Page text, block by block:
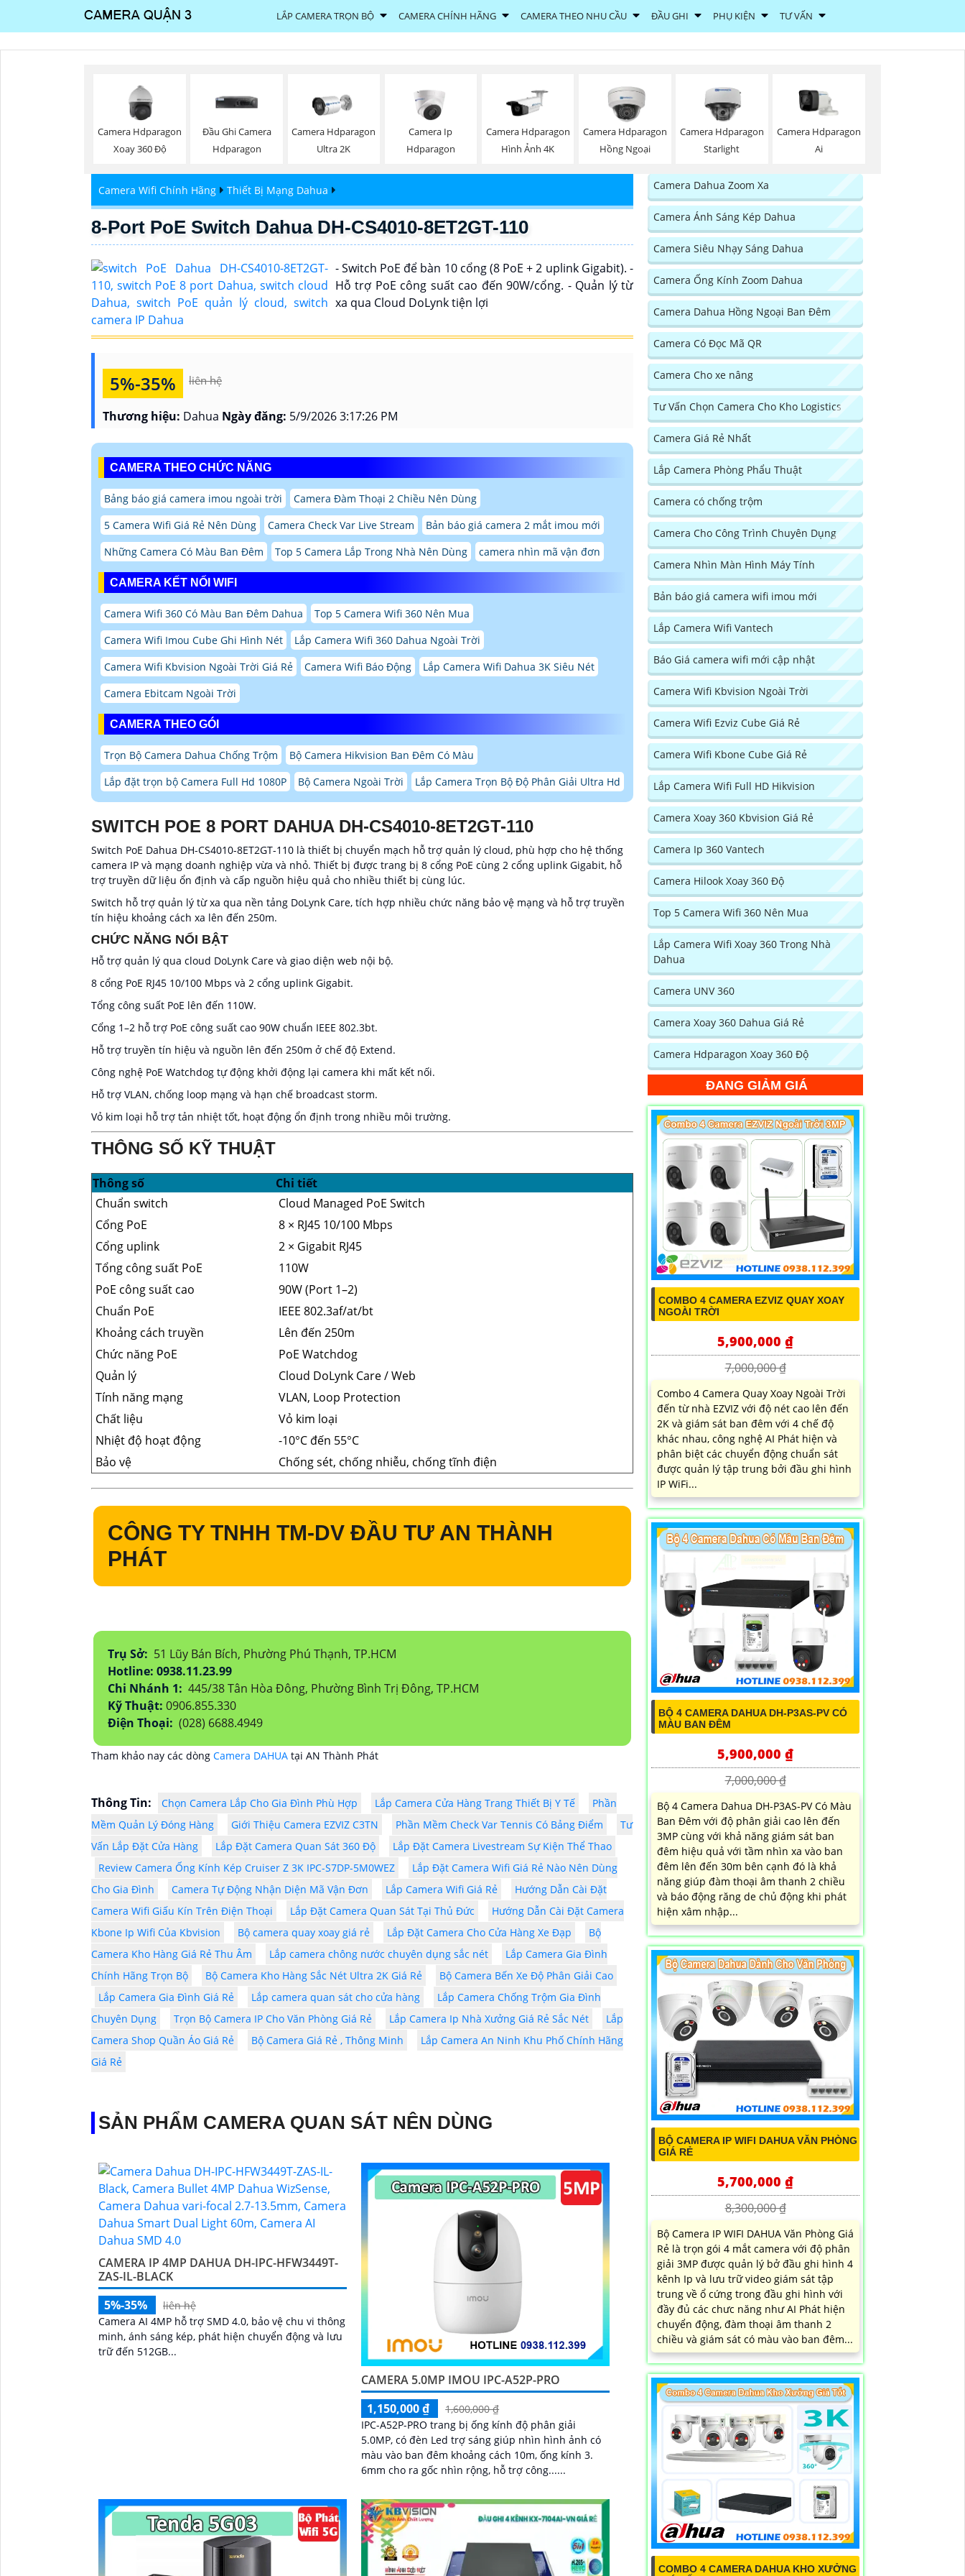
LẮP CAMERA TRỌN BỘ CAMERA CHÍNH HÃNG CAMERA THEO NHU CẦU ĐẦU GHI PHỤ KIỆN TƯ VẤN
Camera Hdparagon
Xoay 360 Độ
Đầu Ghi Camera
Hdparagon
Camera Hdparagon
Ultra 2K
Camera Ip
Hdparagon
Camera Hdparagon
Hình Ảnh 4K
Camera Hdparagon
Hồng Ngoại
Camera Hdparagon
Starlight
Camera Hdparagon
Ai
Camera Wifi Chính Hãng Thiết Bị Mạng Dahua
8-Port PoE Switch Dahua DH-CS4010-8ET2GT-110
- Switch PoE để bàn 10 cổng (8 PoE + 2 uplink Gigabit). -
Hỗ trợ PoE công suất cao đến 90W/cổng. - Quản lý từ
xa qua Cloud DoLynk tiện lợi
5%-35% liên hệ
Thương hiệu: Dahua Ngày đăng: 5/9/2026 3:17:26 PM
CAMERA THEO CHỨC NĂNG
Bảng báo giá camera imou ngoài trời
Camera Đàm Thoại 2 Chiều Nên Dùng
5 Camera Wifi Giá Rẻ Nên Dùng
Camera Check Var Live Stream
Bản báo giá camera 2 mắt imou mới
Những Camera Có Màu Ban Đêm
Top 5 Camera Lắp Trong Nhà Nên Dùng camera nhìn mã vận đơn
CAMERA KẾT NỐI WIFI
Camera Wifi 360 Có Màu Ban Đêm Dahua
Top 5 Camera Wifi 360 Nên Mua
Camera Wifi Imou Cube Ghi Hình Nét
Lắp Camera Wifi 360 Dahua Ngoài Trời
Camera Wifi Kbvision Ngoài Trời Giá Rẻ
Camera Wifi Báo Động
Lắp Camera Wifi Dahua 3K Siêu Nét
Camera Ebitcam Ngoài Trời
CAMERA THEO GÓI
Trọn Bộ Camera Dahua Chống Trộm
Bộ Camera Hikvision Ban Đêm Có Màu
Lắp đặt trọn bộ Camera Full Hd 1080P
Bộ Camera Ngoài Trời Lắp Camera Trọn Bộ Độ Phân Giải Ultra Hd
SWITCH POE 8 PORT DAHUA DH-CS4010-8ET2GT-110
Switch PoE Dahua DH-CS4010-8ET2GT-110 là thiết bị chuyển mạch hỗ trợ quản lý cloud, phù hợp cho hệ thống
camera IP và mạng doanh nghiệp vừa và nhỏ. Thiết bị được trang bị 8 cổng PoE cùng 2 cổng uplink Gigabit, hỗ
trợ truyền dữ liệu ổn định và cấp nguồn hiệu quả cho nhiều thiết bị cùng lúc.
Switch hỗ trợ quản lý từ xa qua nền tảng DoLynk Care, tích hợp nhiều chức năng bảo vệ mạng và hỗ trợ truyền
tín hiệu khoảng cách xa lên đến 250m.
CHỨC NĂNG NỔI BẬT
Hỗ trợ quản lý qua cloud DoLynk Care và giao diện web nội bộ.
8 cổng PoE RJ45 10/100 Mbps và 2 cổng uplink Gigabit.
Tổng công suất PoE lên đến 110W.
Cổng 1–2 hỗ trợ PoE công suất cao 90W chuẩn IEEE 802.3bt.
Hỗ trợ truyền tín hiệu và nguồn lên đến 250m ở chế độ Extend.
Công nghệ PoE Watchdog tự động khởi động lại camera khi mất kết nối.
Hỗ trợ VLAN, chống loop mạng và hạn chế broadcast storm.
Vỏ kim loại hỗ trợ tản nhiệt tốt, hoạt động ổn định trong nhiều môi trường.
THÔNG SỐ KỸ THUẬT
Thông số
Chi tiết
Chuẩn switch
Cloud Managed PoE Switch
Cổng PoE
8 × RJ45 10/100 Mbps
Cổng uplink
2 × Gigabit RJ45
Tổng công suất PoE
110W
PoE công suất cao
90W (Port 1–2)
Chuẩn PoE
IEEE 802.3af/at/bt
Khoảng cách truyền
Lên đến 250m
Chức năng PoE
PoE Watchdog
Quản lý
Cloud DoLynk Care / Web
Tính năng mạng
VLAN, Loop Protection
Chất liệu
Vỏ kim loại
Nhiệt độ hoạt động
-10°C đến 55°C
Bảo vệ
Chống sét, chống nhiễu, chống tĩnh điện
CÔNG TY TNHH TM-DV ĐẦU TƯ AN THÀNH
PHÁT
Trụ Sở: 51 Lũy Bán Bích, Phường Phú Thạnh, TP.HCM
Hotline: 0938.11.23.99
Chi Nhánh 1: 445/38 Tân Hòa Đông, Phường Bình Trị Đông, TP.HCM
Kỹ Thuật: 0906.855.330
Điện Thoại: (028) 6688.4949
Tham khảo nay các dòng Camera DAHUA tại AN Thành Phát
Thông Tin: Chọn Camera Lắp Cho Gia Đình Phù Hợp Lắp Camera Cửa Hàng Trang Thiết Bị Y Tế
Phần
Mềm Quản Lý Đóng Hàng
Giới Thiệu Camera EZVIZ C3TN Phần Mềm Check Var Tennis Có Bảng Điểm
Tư
Vấn Lắp Đặt Cửa Hàng
Lắp Đặt Camera Quan Sát 360 Độ
Lắp Đặt Camera Livestream Sự Kiện Thể Thao
Review Camera Ống Kính Kép Cruiser Z 3K IPC-S7DP-5M0WEZ
Lắp Đặt Camera Wifi Giá Rẻ Nào Nên Dùng
Cho Gia Đình
Camera Tự Động Nhận Diện Mã Vận Đơn Lắp Camera Wifi Giá Rẻ
Hướng Dẫn Cài Đặt
Camera Wifi Giấu Kín Trên Điện Thoại
Lắp Đặt Camera Quan Sát Tại Thủ Đức
Hướng Dẫn Cài Đặt Camera
Kbone Ip Wifi Của Kbvision
Bộ camera quay xoay giá rẻ Lắp Đặt Camera Cho Cửa Hàng Xe Đạp
Bộ
Camera Kho Hàng Giá Rẻ Thu Âm
Lắp camera chông nước chuyên dụng sắc nét
Lắp Camera Gia Đình
Chính Hãng Trọn Bộ
Bộ Camera Kho Hàng Sắc Nét Ultra 2K Giá Rẻ
Bộ Camera Bến Xe Độ Phân Giải Cao
Lắp Camera Gia Đình Giá Rẻ
Lắp camera quan sát cho cửa hàng
Lắp Camera Chống Trộm Gia Đình
Chuyên Dụng
Trọn Bộ Camera IP Cho Văn Phòng Giá Rẻ Lắp Camera Ip Nhà Xưởng Giá Rẻ Sắc Nét
Lắp
Camera Shop Quần Áo Giá Rẻ
Bộ Camera Giá Rẻ , Thông Minh
Lắp Camera An Ninh Khu Phố Chính Hãng
Giá Rẻ
SẢN PHẨM CAMERA QUAN SÁT NÊN DÙNG
CAMERA IP 4MP DAHUA DH-IPC-HFW3449T-
ZAS-IL-BLACK
5%-35%
liên hệ
Camera AI 4MP hỗ trợ SMD 4.0, bảo vệ chu vi thông
minh, ánh sáng kép, phát hiện chuyển động và lưu
trữ đến 512GB...
CAMERA 5.0MP IMOU IPC-A52P-PRO
1,150,000 ₫
1,600,000 ₫
IPC-A52P-PRO trang bị ống kính độ phân giải
5.0MP, có đèn Led trợ sáng giúp nhìn hình ảnh có
màu vào ban đêm khoảng cách 10m, ống kính 3.
6mm cho ra gốc nhìn rộng, hỗ trợ công......
Camera Dahua Zoom Xa
Camera Ánh Sáng Kép Dahua
Camera Siêu Nhạy Sáng Dahua
Camera Ống Kính Zoom Dahua
Camera Dahua Hồng Ngoại Ban Đêm
Camera Có Đọc Mã QR
Camera Cho xe nâng
Tư Vấn Chọn Camera Cho Kho Logistics
Camera Giá Rẻ Nhất
Lắp Camera Phòng Phẩu Thuật
Camera có chống trộm
Camera Cho Công Trình Chuyên Dụng
Camera Nhìn Màn Hình Máy Tính
Bản báo giá camera wifi imou mới
Lắp Camera Wifi Vantech
Báo Giá camera wifi mới cập nhật
Camera Wifi Kbvision Ngoài Trời
Camera Wifi Ezviz Cube Giá Rẻ
Camera Wifi Kbone Cube Giá Rẻ
Lắp Camera Wifi Full HD Hikvision
Camera Xoay 360 Kbvision Giá Rẻ
Camera Ip 360 Vantech
Camera Hilook Xoay 360 Độ
Top 5 Camera Wifi 360 Nên Mua
Lắp Camera Wifi Xoay 360 Trong Nhà
Dahua
Camera UNV 360
Camera Xoay 360 Dahua Giá Rẻ
Camera Hdparagon Xoay 360 Độ
ĐANG GIẢM GIÁ
COMBO 4 CAMERA EZVIZ QUAY XOAY
NGOÀI TRỜI
5,900,000 ₫
7,000,000 ₫
Combo 4 Camera Quay Xoay Ngoài Trời
đến từ nhà EZVIZ với độ nét cao lên đến
2K và giám sát ban đêm với 4 chế độ
khác nhau, công nghệ AI Phát hiện và
phân biệt các chuyển động chuẩn sát
được quản lý tập trung bởi đầu ghi hình
IP WiFi...
BỘ 4 CAMERA DAHUA DH-P3AS-PV CÓ
MÀU BAN ĐÊM
5,900,000 ₫
7,000,000 ₫
Bộ 4 Camera Dahua DH-P3AS-PV Có Màu
Ban Đêm với độ phân giải cao lên đến
3MP cùng với khả năng giám sát ban
đêm hiệu quả với tầm nhìn xa vào ban
đêm lên đến 30m bên cạnh đó là khả
năng giúp đàm thoại âm thanh 2 chiều
và báo động răng de chủ động khi phát
hiện xâm nhập...
BỘ CAMERA IP WIFI DAHUA VĂN PHÒNG
GIÁ RẺ
5,700,000 ₫
8,300,000 ₫
Bộ Camera IP WIFI DAHUA Văn Phòng Giá
Rẻ là trọn gói 4 mắt camera với độ phân
giải 3MP được quản lý bở đầu ghi hình 4
kênh Ip và lưu trữ video giám sát tập
trung về ổ cứng trong đầu ghi hình với
đầy đủ các chưc năng như AI Phát hiện
chuyển động, đàm thoại âm thanh 2
chiều và giám sát có màu vào ban đêm...
COMBO 4 CAMERA DAHUA KHO XƯỞNG